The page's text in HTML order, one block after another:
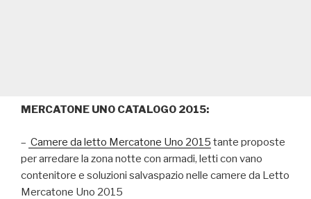
MERCATONE UNO CATALOGO 2015:
– Camere da letto Mercatone Uno 2015 tante proposte
per arredare la zona notte con armadi, letti con vano
contenitore e soluzioni salvaspazio nelle camere da Letto
Mercatone Uno 2015